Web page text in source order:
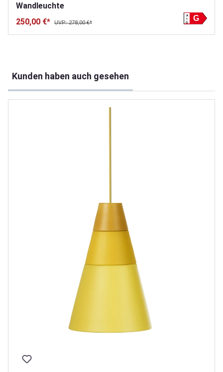
Wandleuchte
250,00 €*
UVP: 278,00 €*
G
A
G
Kunden haben auch gesehen